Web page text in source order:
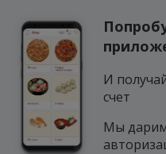
И
счет
Мы